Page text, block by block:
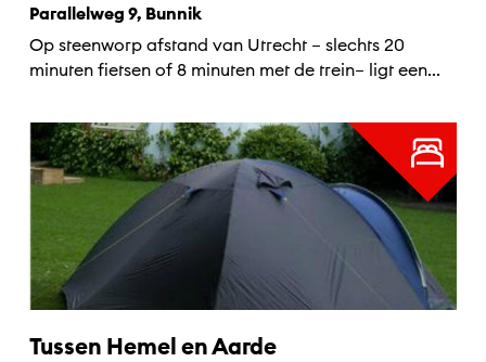
Parallelweg 9, Bunnik
Op steenworp afstand van Utrecht – slechts 20
minuten fietsen of 8 minuten met de trein– ligt een...
Tussen Hemel en Aarde